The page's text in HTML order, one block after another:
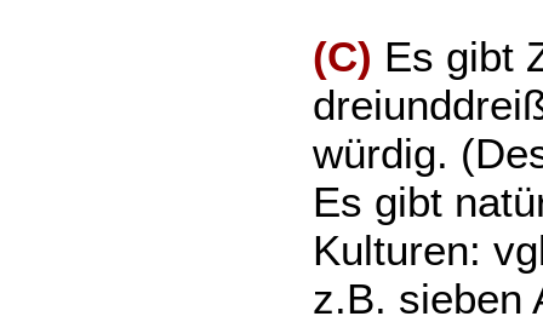
(C) Es gibt
würdig.
Es gibt
Kulturen:
z.B. sieben